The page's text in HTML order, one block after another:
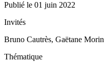
Publié le 01 juin 2022
Invités
Bruno Cautrès, Gaëtane Morin
Thématique